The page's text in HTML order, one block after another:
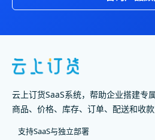
云上订货SaaS系统，帮助企业搭建专
商品、价格、库存、订单、配送和收款
支持SaaS与独立部署